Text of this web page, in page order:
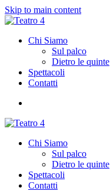
Skip to main content
Chi Siamo
Sul palco
Dietro le quinte
Spettacoli
Contatti
Chi Siamo
Sul palco
Dietro le quinte
Spettacoli
Contatti